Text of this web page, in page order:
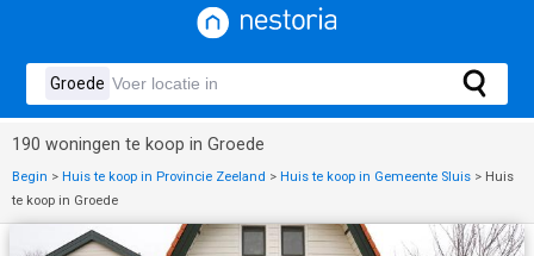
190 woningen te koop in Groede
Begin > Huis te koop in Provincie Zeeland > Huis te koop in Gemeente Sluis > Huis
te koop in Groede